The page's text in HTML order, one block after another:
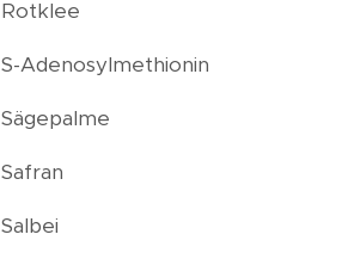
Rotklee
S-Adenosylmethionin
Sägepalme
Safran
Salbei